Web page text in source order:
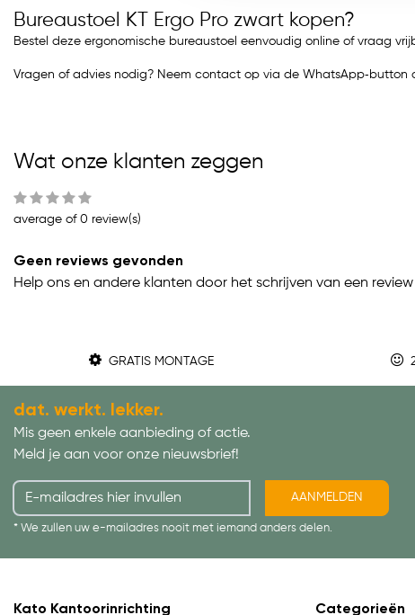
Bureaustoel KT Ergo Pro zwart kopen?
Bestel deze ergonomische bureaustoel eenvoudig online of vraag
Vragen of advies nodig? Neem contact op via de WhatsApp‑button
Wat onze klanten zeggen
average of 0 review(s)
Geen reviews gevonden
Help ons en andere klanten door het schrijven van een review
GRATIS MONTAGE
dat. werkt. lekker.
Mis geen enkele aanbieding of actie.
Meld je aan voor onze nieuwsbrief!
AANMELDEN
* We zullen uw e-mailadres nooit met iemand anders delen.
Kato Kantoorinrichting Categorieën